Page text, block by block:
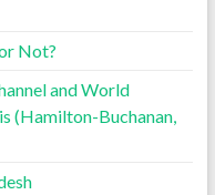
Not?
and World
(Hamilton-Buchanan,